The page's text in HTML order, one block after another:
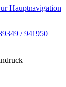
Hauptnavigation
/ 941950